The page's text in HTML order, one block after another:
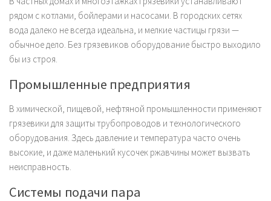
рядом с котлами, бойлерами и насосами. В городских сетях
вода далеко не всегда идеальна, и мелкие частицы грязи —
обычное дело. Без грязевиков оборудование быстро выходило
бы из строя.
Промышленные предприятия
В химической, пищевой, нефтяной промышленности применяют
грязевики для защиты трубопроводов и технологического
оборудования. Здесь давление и температура часто очень
высокие, и даже маленький кусочек ржавчины может вызвать
неисправность.
Системы подачи пара